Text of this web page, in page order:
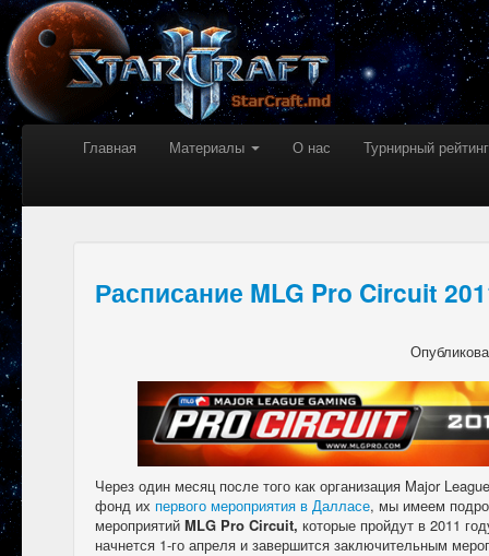
Главная Материалы О нас Турнирный рейтинг
Расписание MLG Pro Circuit
Через один месяц после того как организация Major
фонд их первого мероприятия в Далласе, мы имеем
мероприятий MLG Pro Circuit, которые пройдут в 2011
начнется 1-го апреля и завершится заключительным